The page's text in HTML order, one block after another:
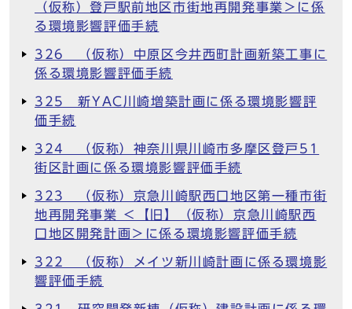
（仮称）登戸駅前地区市街地再開発事業＞に係
る環境影響評価手続
326 （仮称）中原区今井西町計画新築工事に
係る環境影響評価手続
325 新YAC川崎増築計画に係る環境影響評
価手続
324 （仮称）神奈川県川崎市多摩区登戸51
街区計画に係る環境影響評価手続
323 （仮称）京急川崎駅西口地区第一種市街
地再開発事業 ＜【旧】（仮称）京急川崎駅西
口地区開発計画＞に係る環境影響評価手続
322 （仮称）メイツ新川崎計画に係る環境影
響評価手続